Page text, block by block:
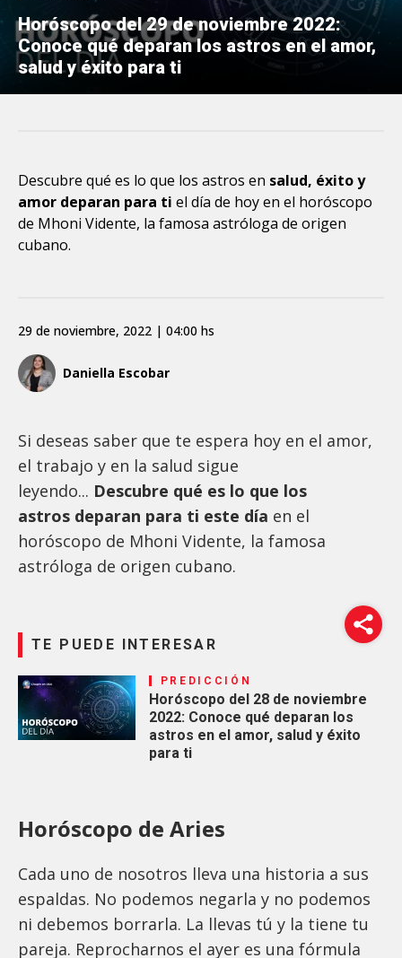
Horóscopo del 29 de noviembre 2022:
Conoce qué deparan los astros en el amor,
salud y éxito para ti
Descubre qué es lo que los astros en salud, éxito y
amor deparan para ti el día de hoy en el horóscopo
de Mhoni Vidente, la famosa astróloga de origen
cubano.
Daniella Escobar
29 de noviembre, 2022 | 04:00 hs
Si deseas saber que te espera hoy en el amor,
el trabajo y en la salud sigue
leyendo... Descubre qué es lo que los
astros deparan para ti este día en el
horóscopo de Mhoni Vidente, la famosa
astróloga de origen cubano.
TE PUEDE INTERESAR
PREDICCIÓN
Horóscopo del 28 de noviembre
2022: Conoce qué deparan los
astros en el amor, salud y éxito
para ti
Horóscopo de Aries
Cada uno de nosotros lleva una historia a sus
espaldas. No podemos negarla y no podemos
ni debemos borrarla. La llevas tú y la tiene tu
pareja. Reprocharnos el ayer es una fórmula